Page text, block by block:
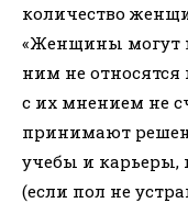
количество
«Женщины могут
ним не
с их мнением не
принимают
учебы и карьеры,
(если пол не